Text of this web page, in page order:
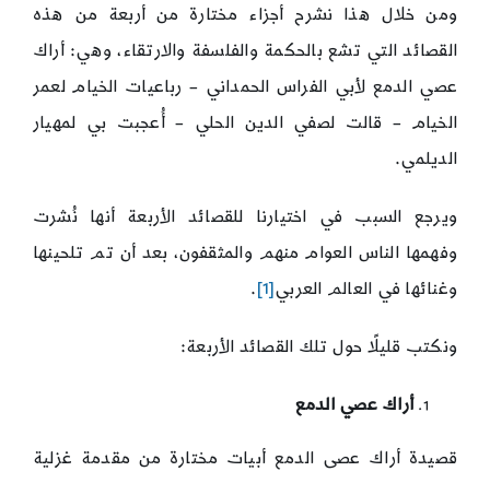
ومن خلال هذا نشرح أجزاء مختارة من أربعة من هذه
القصائد التي تشع بالحكمة والفلسفة والارتقاء، وهي: أراك
عصي الدمع لأبي الفراس الحمداني – رباعيات الخيام لعمر
الخيام – قالت لصفي الدين الحلي – أُعجبت بي لمهيار
الديلمي.
ويرجع السبب في اختيارنا للقصائد الأربعة أنها نُشرت
وفهمها الناس العوام منهم والمثقفون، بعد أن تم تلحينها
وغنائها في العالم العربي [1]
.
ونكتب قليلًا حول تلك القصائد الأربعة:
أراك عصي الدمع
قصيدة أراك عصى الدمع أبيات مختارة من مقدمة غزلية